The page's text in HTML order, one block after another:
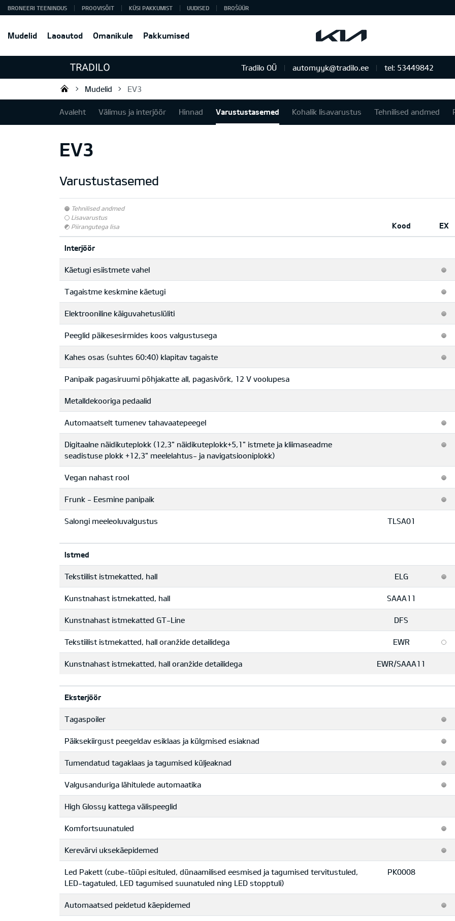
Mudelid Laoautod Omanikule Pakkumised
BRONEERI TEENINDUS PROOVISÕIT KÜSI PAKKUMIST UUDISED BROŠÜÜR
Tradilo OÜ automyyk@tradilo.ee tel: 53449842
Tradilo OÜ
Mudelid EV3
Avaleht Välimus ja interjöör Hinnad Varustustasemed Kohalik lisavarustus Tehnilised andmed
EV3
Varustustasemed
Tehnilised andmed
Lisavarustus
Piirangutega lisa
Kood EX
Interjöör
Käetugi esiistmete vahel
Tagaistme keskmine käetugi
Elektrooniline käiguvahetuslüliti
Peeglid päikesesirmides koos valgustusega
Kahes osas (suhtes 60:40) klapitav tagaiste
Panipaik pagasiruumi põhjakatte all, pagasivõrk, 12 V voolupesa
Metalldekooriga pedaalid
Automaatselt tumenev tahavaatepeegel
Digitaalne näidikuteplokk (12,3" näidikuteplokk+5,1" istmete ja kliimaseadme
seadistuse plokk +12,3" meelelahtus- ja navigatsiooniplokk)
Vegan nahast rool
Frunk - Eesmine panipaik
Salongi meeleoluvalgustus TLSA01
Istmed
Tekstiilist istmekatted, hall ELG
Kunstnahast istmekatted, hall SAAA11
Kunstnahast istmekatted GT-Line DFS
Tekstiilist istmekatted, hall oranžide detailidega EWR
Kunstnahast istmekatted, hall oranžide detailidega EWR/SAAA11
Eksterjöör
Tagaspoiler
Päiksekiirgust peegeldav esiklaas ja külgmised esiaknad
Tumendatud tagaklaas ja tagumised küljeaknad
Valgusanduriga lähitulede automaatika
High Glossy kattega välispeeglid
Komfortsuunatuled
Kerevärvi uksekäepidemed
Led Pakett (cube-tüüpi esituled, dünaamilised eesmised ja tagumised tervitustuled,
LED-tagatuled, LED tagumised suunatuled ning LED stopptuli)
PK0008
Automaatsed peidetud käepidemed